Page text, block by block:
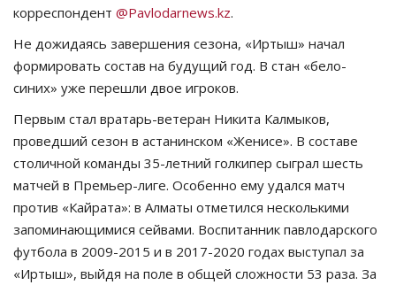
Язык
Қазақша Русский
корреспондент @Pavlodarnews.kz.
Не дожидаясь завершения сезона, «Иртыш» начал
формировать состав на будущий год. В стан «бело-
синих» уже перешли двое игроков.
Первым стал вратарь-ветеран Никита Калмыков,
проведший сезон в астанинском «Женисе». В составе
столичной команды 35-летний голкипер сыграл шесть
матчей в Премьер-лиге. Особенно ему удался матч
против «Кайрата»: в Алматы отметился несколькими
запоминающимися сейвами. Воспитанник павлодарского
футбола в 2009-2015 и в 2017-2020 годах выступал за
«Иртыш», выйдя на поле в общей сложности 53 раза. За